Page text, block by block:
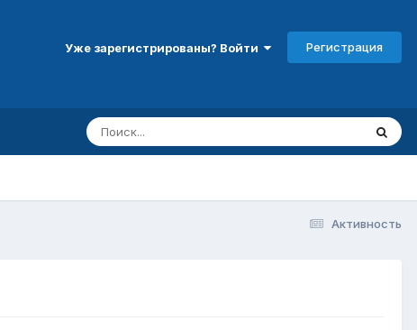
Уже зарегистрированы? Войти Регистрация
Активность